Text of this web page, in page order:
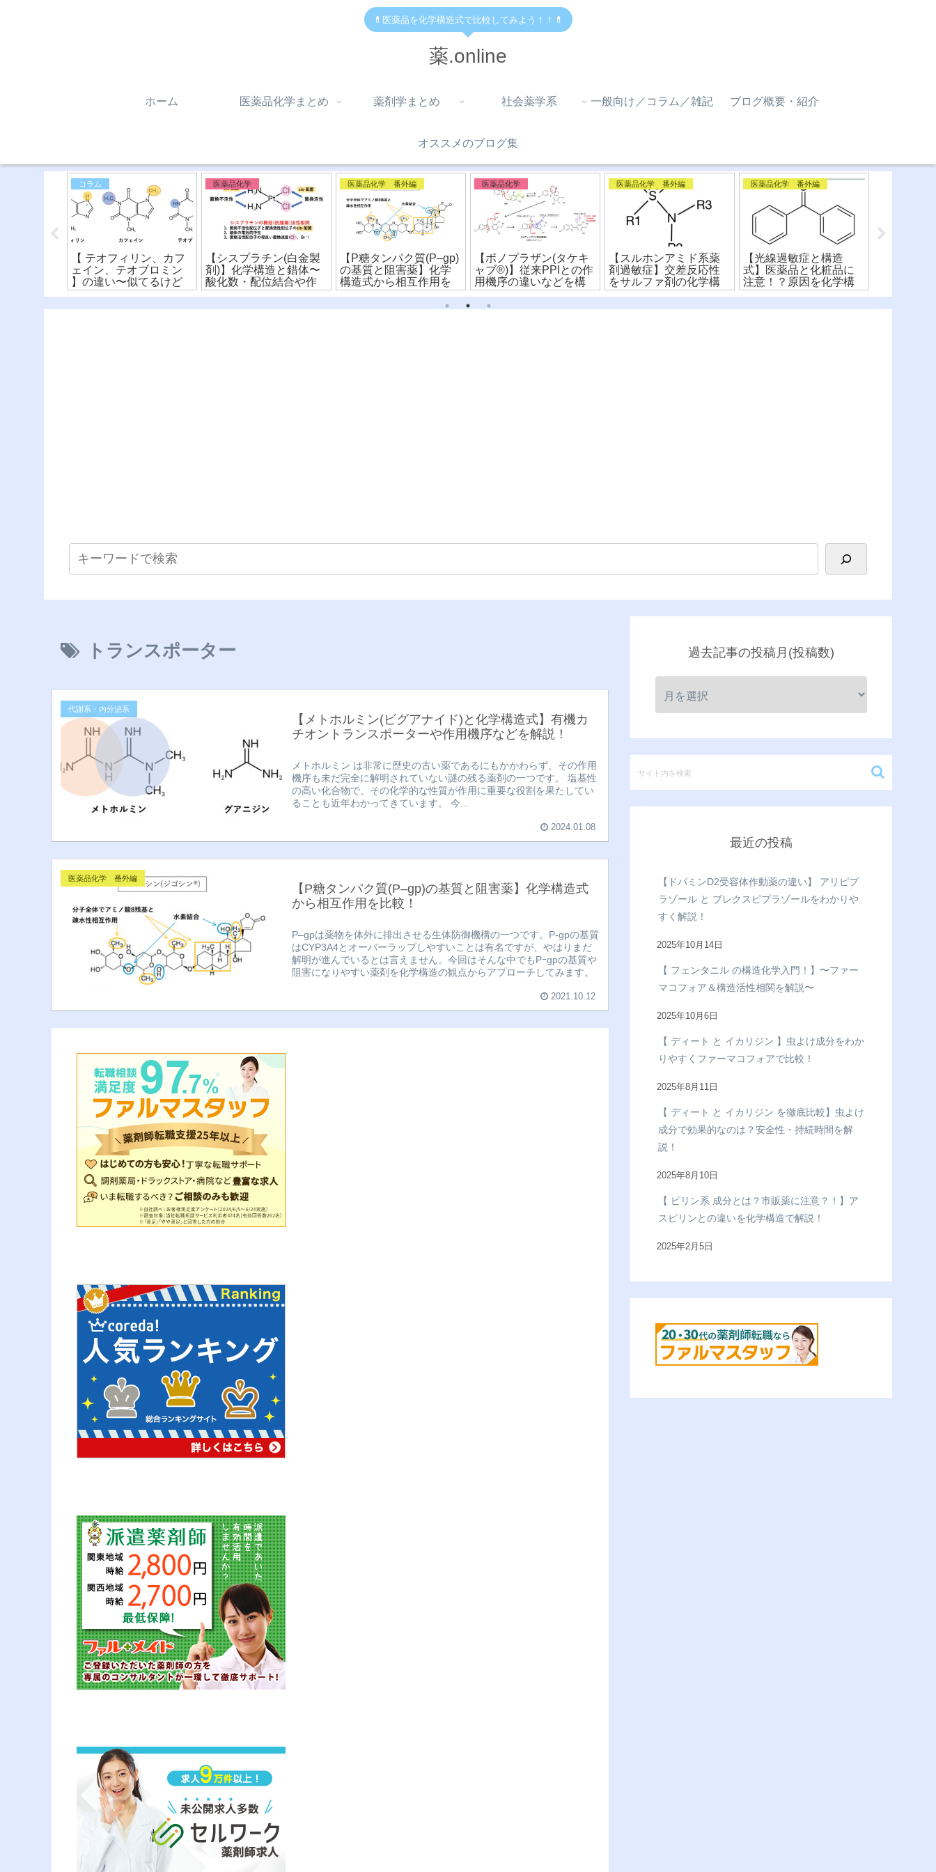
💊医薬品を化学構造式で比較してみよう！！💊
薬.online
ホーム 医薬品化学まとめ 薬剤学まとめ 社会薬学系 一般向け／コラム／雑記 ブログ概要・紹介
オススメのブログ集
コラム
【 テオフィリン、カフ
ェイン、テオブロミン
】の違い〜似てるけど
違う？！化学構造式の
医薬品化学
【シスプラチン(白金製
剤)】化学構造と錯体〜
酸化数・配位結合や作
用機序を詳しく解
医薬品化学 番外編
【P糖タンパク質(P–gp)
の基質と阻害薬】化学
構造式から相互作用を
比較！
医薬品化学
【ボノプラザン(タケキ
ャブ®︎)】従来PPIとの作
用機序の違いなどを構
造式から比較！
医薬品化学 番外編
【スルホンアミド系薬
剤過敏症】交差反応性
をサルファ剤の化学構
造式から比較！
医薬品化学 番外編
【光線過敏症と構造
式】医薬品と化粧品に
注意！？原因を化学構
造式から解説！
トランスポーター
代謝系・内分泌系
【メトホルミン(ビグアナイド)と化学構造式】有機カ
チオントランスポーターや作用機序などを解説！
メトホルミン は非常に歴史の古い薬であるにもかかわらず、その作用
機序も未だ完全に解明されていない謎の残る薬剤の一つです。 塩基性
の高い化合物で、その化学的な性質が作用に重要な役割を果たしてい
ることも近年わかってきています。 今...
2024.01.08
医薬品化学 番外編
【P糖タンパク質(P–gp)の基質と阻害薬】化学構造式
から相互作用を比較！
P–gpは薬物を体外に排出させる生体防御機構の一つです。P-gpの基質
はCYP3A4とオーバーラップしやすいことは有名ですが、やはりまだ
解明が進んでいるとは言えません。今回はそんな中でもPｰgpの基質や
阻害になりやすい薬剤を化学構造の観点からアプローチしてみます。
2021.10.12
過去記事の投稿月(投稿数)
最近の投稿
【ドパミンD2受容体作動薬の違い】 アリピプ
ラゾール と ブレクスピプラゾールをわかりや
すく解説！
2025年10月14日
【 フェンタニル の構造化学入門！】〜ファー
マコフォア＆構造活性相関を解説〜
2025年10月6日
【 ディート と イカリジン 】虫よけ成分をわか
りやすくファーマコフォアで比較！
2025年8月11日
【 ディート と イカリジン を徹底比較】虫よけ
成分で効果的なのは？安全性・持続時間を解
説！
2025年8月10日
【 ピリン系 成分とは？市販薬に注意？！】ア
スピリンとの違いを化学構造で解説！
2025年2月5日